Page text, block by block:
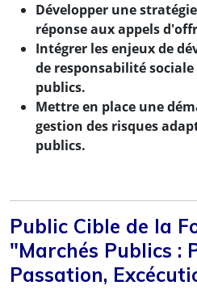
Développer une
réponse aux appels
Intégrer les enjeux de
de responsabilité
publics.
Mettre en place une
gestion des risques
publics.
Public Cible de la
"Marchés Publics :
Passation,